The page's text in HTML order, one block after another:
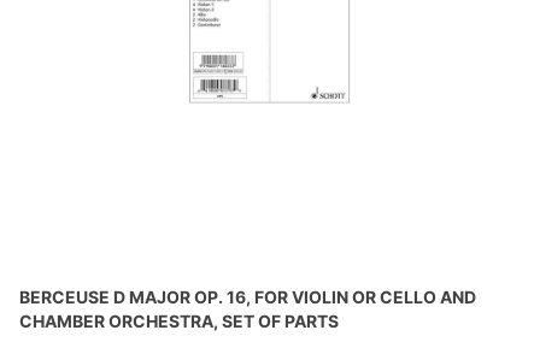
BERCEUSE D MAJOR OP. 16, FOR VIOLIN OR CELLO AND
CHAMBER ORCHESTRA, SET OF PARTS